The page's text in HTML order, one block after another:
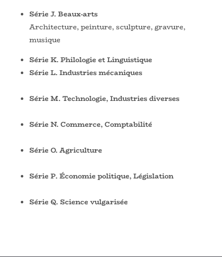
Série J. Beaux-arts
Architecture, peinture, sculpture, gravure,
musique
Série K. Philologie et Linguistique
Série L. Industries mécaniques
Série M. Technologie, Industries diverses
Série N. Commerce, Comptabilité
Série O. Agriculture
Série P. Économie politique, Législation
Série Q. Science vulgarisée